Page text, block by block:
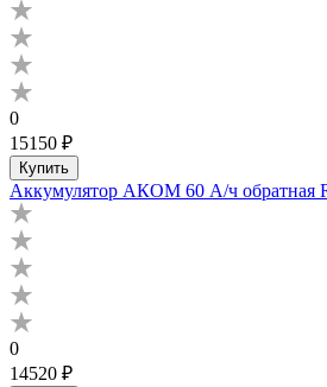
0
15150 ₽
Купить
Аккумулятор АКОМ 60 А/ч обратная
0
14520 ₽